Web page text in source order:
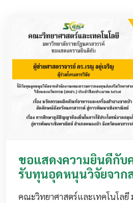
ขอแสดงความยินดีกับ
รับทุนอุดหนุนวิจัยจาก
คณะวิทยาศาสตร์และเทคโนโลยี